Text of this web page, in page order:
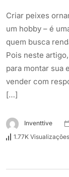
Criar peixes
um hobby – é
quem busca
Pois neste
para montar sua
vender com
[…]
Inventtive
1.77K Visualizações